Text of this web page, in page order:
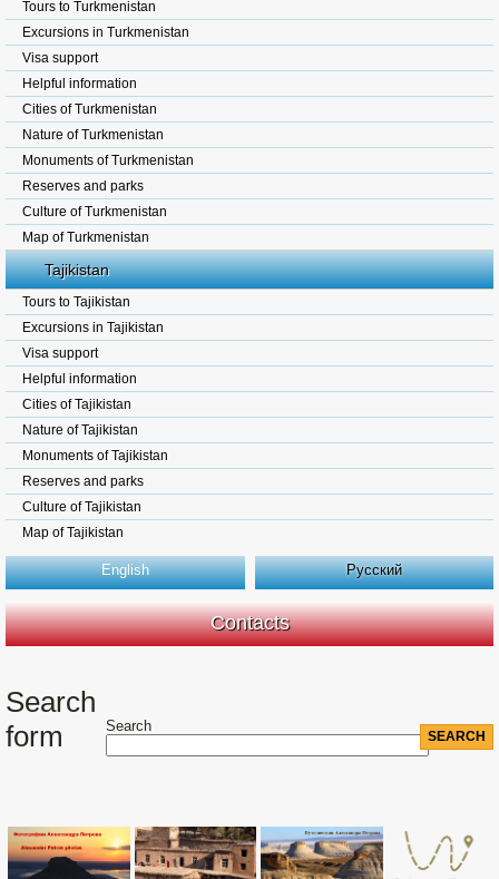
Tours to Turkmenistan
Excursions in Turkmenistan
Visa support
Helpful information
Cities of Turkmenistan
Nature of Turkmenistan
Monuments of Turkmenistan
Reserves and parks
Culture of Turkmenistan
Map of Turkmenistan
Tajikistan
Tours to Tajikistan
Excursions in Tajikistan
Visa support
Helpful information
Cities of Tajikistan
Nature of Tajikistan
Monuments of Tajikistan
Reserves and parks
Culture of Tajikistan
Map of Tajikistan
English Русский
Contacts
Search
form
Search